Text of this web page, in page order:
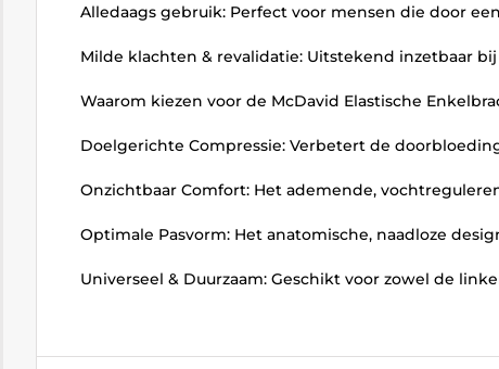
Alledaags gebruik: Perfect voor mensen die door
Milde klachten & revalidatie: Uitstekend inzetbaar
Waarom kiezen voor de McDavid Elastische
Doelgerichte Compressie: Verbetert de
Onzichtbaar Comfort: Het ademende,
Optimale Pasvorm: Het anatomische, naadloze
Universeel & Duurzaam: Geschikt voor zowel de